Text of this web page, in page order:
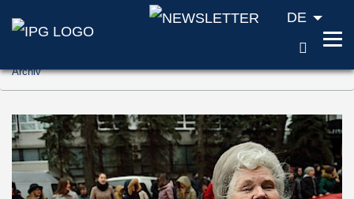
Zum Inhalt springen (Accesskey '1')
Zur Suche springen (Accesskey '2')
Zur Navigation springen (Accesskey '3')
DE
Archiv